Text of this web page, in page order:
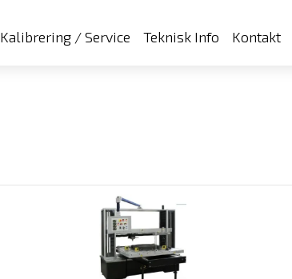
Kalibrering / Service Teknisk Info Kontakt